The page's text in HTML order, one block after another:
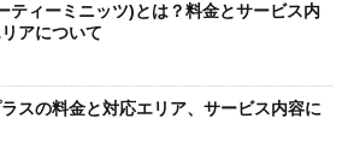
ティーミニッツ)とは？料金とサービス内
アについて
スの料金と対応エリア、サービス内容に